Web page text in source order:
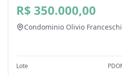
Franceschini, Hortolandia
R$ 350.000,00
Condominio Olivio
Lote